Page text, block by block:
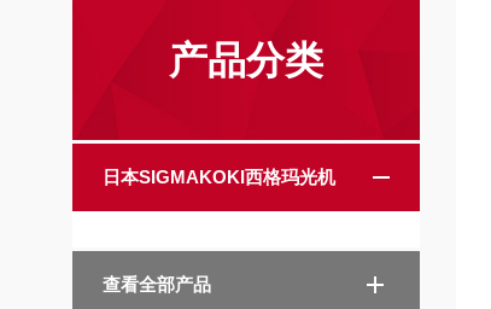
产品分类
日本SIGMAKOKI西格玛光机
查看全部产品